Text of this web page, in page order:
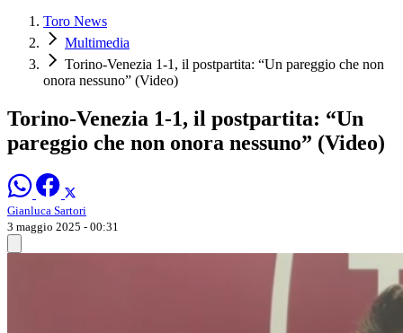
Toro News
Multimedia
Torino-Venezia 1-1, il postpartita: “Un pareggio che non
onora nessuno” (Video)
Torino-Venezia 1-1, il postpartita: “Un
pareggio che non onora nessuno” (Video)
Gianluca Sartori
3 maggio 2025 - 00:31